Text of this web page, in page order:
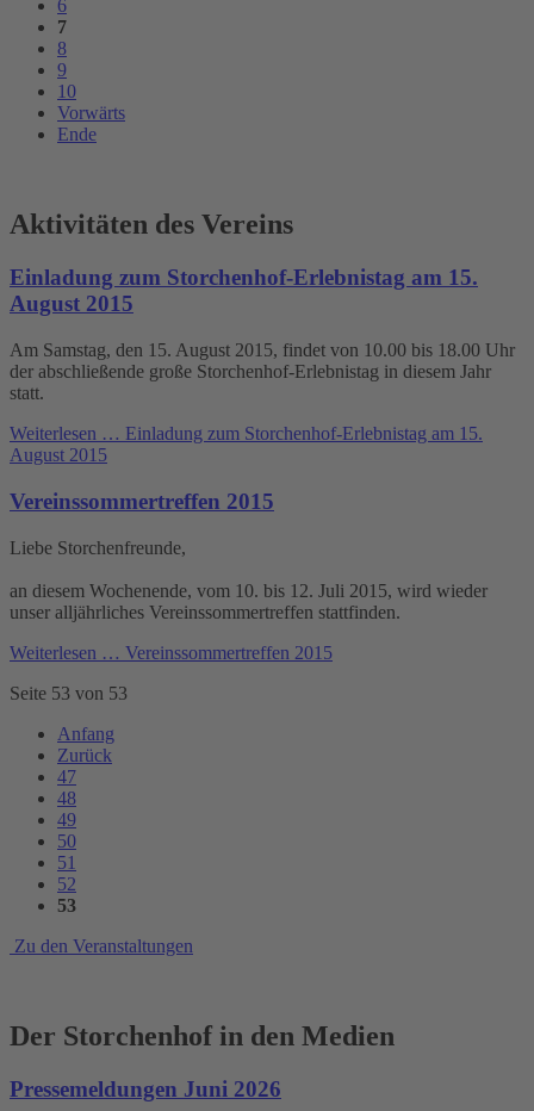
6
7
8
9
10
Vorwärts
Ende
Aktivitäten des Vereins
Einladung zum Storchenhof-Erlebnistag am 15.
August 2015
Am Samstag, den 15. August 2015, findet von 10.00 bis 18.00 Uhr
der abschließende große Storchenhof-Erlebnistag in diesem Jahr
statt.
Weiterlesen … Einladung zum Storchenhof-Erlebnistag am 15.
August 2015
Vereinssommertreffen 2015
Liebe Storchenfreunde,
an diesem Wochenende, vom 10. bis 12. Juli 2015, wird wieder
unser alljährliches Vereinssommertreffen stattfinden.
Weiterlesen … Vereinssommertreffen 2015
Seite 53 von 53
Anfang
Zurück
47
48
49
50
51
52
53
Zu den Veranstaltungen
Der Storchenhof in den Medien
Pressemeldungen Juni 2026